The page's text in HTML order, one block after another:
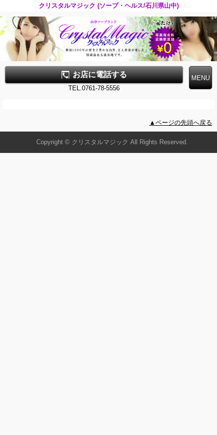
クリスタルマジック (ソープ・ヘルス/石川県山中)
お店に電話する
TEL.0761-78-5556
▲ページの先頭へ戻る
Copyright © クリスタルマジック All Rights Reserved.